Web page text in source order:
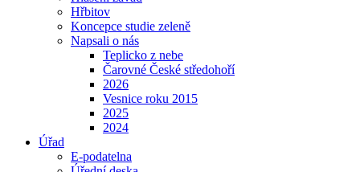
Hřbitov
Koncepce studie zeleně
Napsali o nás
Teplicko z nebe
Čarovné České středohoří
2026
Vesnice roku 2015
2025
2024
Úřad
E-podatelna